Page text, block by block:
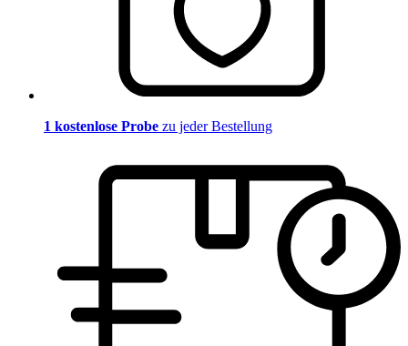
1 kostenlose Probe zu jeder Bestellung